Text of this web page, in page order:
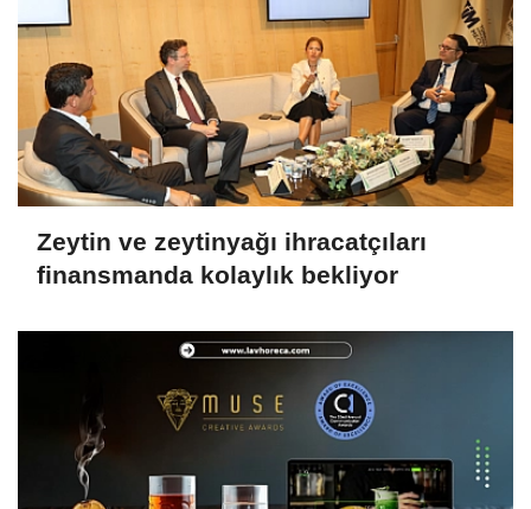
Zeytin ve zeytinyağı ihracatçıları
finansmanda kolaylık bekliyor